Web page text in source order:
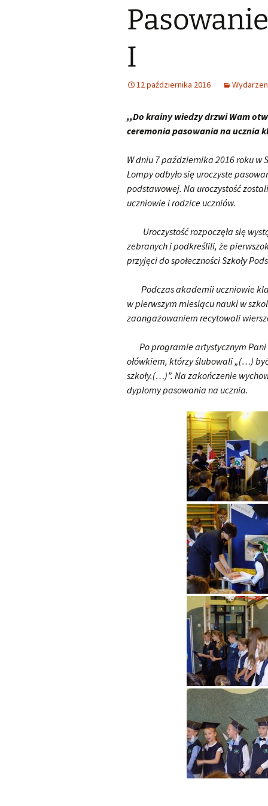
Samorząd
Śląski Klub Karate i Kick-
Boxingu z siedzibą w
Biblioteka w Woźnikach
MGOK Woźniki
OSP Lubsza
Wykaz zawodów wiedzy,
sportowych, które mogą
świadectwie ukończenia
2025/2026
Wybieram szkołę
Nabór szkoły
ponadpodstawowe
I
12 października 2016
,,Do krainy wiedzy drzwi Wam
ceremonia pasowania na ucznia
W dniu 7 października 2016 roku w
Lompy odbyło się uroczyste
podstawowej. Na uroczystość
uczniowie i rodzice uczniów.
Uroczystość rozpoczęła się
zebranych i podkreślili, że
przyjęci do społeczności Szkoły
Podczas akademii uczniowie
w pierwszym miesiącu nauki w
zaangażowaniem recytowali
Po programie artystycznym Pani
ołówkiem, którzy ślubowali „(…)
szkoły.(…)”. Na zakończenie
dyplomy pasowania na ucznia.